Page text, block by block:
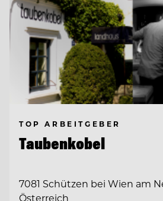
TOP ARBEITGEBER
Taubenkobel
7081 Schützen bei Wien am
Österreich